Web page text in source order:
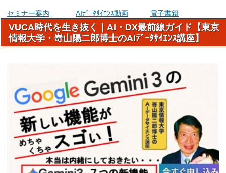
セミナー案内 AIﾃﾞｰﾀｻｲｴﾝｽ動画 電子書籍
VUCA時代を生き抜く｜AI・DX最前線ガイド【東京
情報大学・嵜山陽二郎博士のAIﾃﾞｰﾀｻｲｴﾝｽ講座】